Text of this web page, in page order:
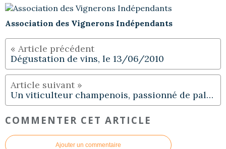
Association des Vignerons Indépendants
Dégustation de vins, le 13/06/2010
Un viticulteur champenois, passionné de paléontologie
COMMENTER CET ARTICLE
Ajouter un commentaire